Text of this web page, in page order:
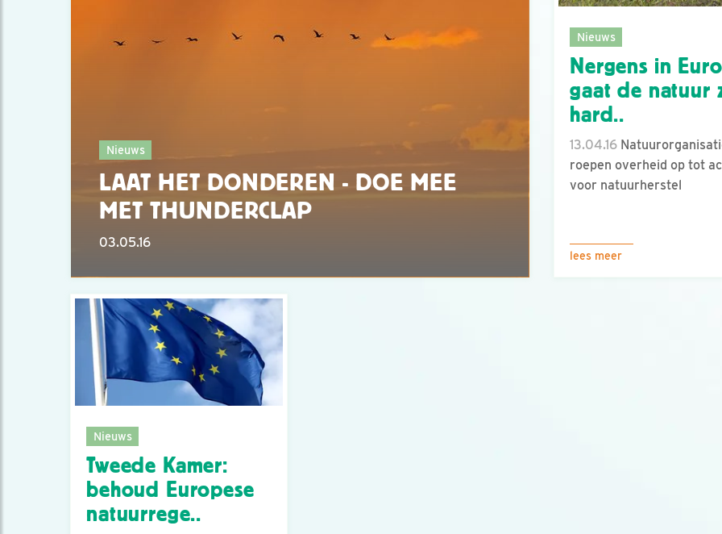
Nieuws
LAAT HET DONDEREN - DOE MEE
MET THUNDERCLAP
03.05.16
Nieuws
Nergens in
gaat de natuur
hard..
13.04.16
roepen overheid op tot
voor natuurherstel
lees meer
Nieuws
Tweede Kamer:
behoud Europese
natuurrege..